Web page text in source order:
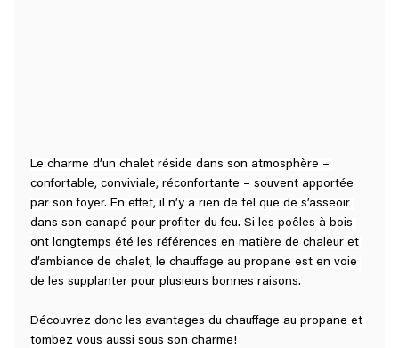
Le charme d’un chalet réside dans son atmosphère –
confortable, conviviale, réconfortante – souvent apportée
par son foyer. En effet, il n’y a rien de tel que de s’asseoir
dans son canapé pour profiter du feu. Si les poêles à bois
ont longtemps été les références en matière de chaleur et
d’ambiance de chalet, le chauffage au propane est en voie
de les supplanter pour plusieurs bonnes raisons.
Découvrez donc les avantages du chauffage au propane et
tombez vous aussi sous son charme!